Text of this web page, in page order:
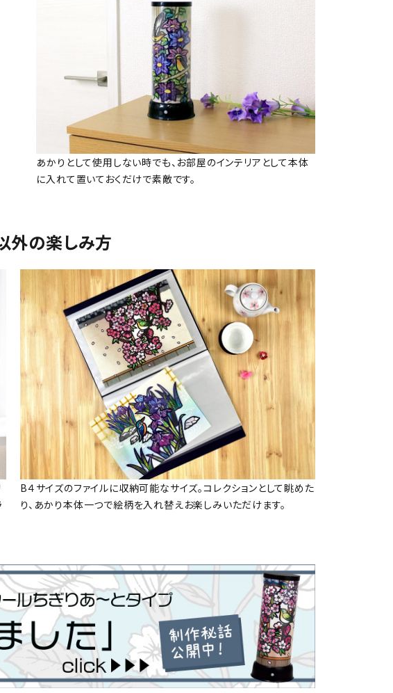
あかりとして使用しない時でも、お部屋のインテリアとして本体
に入れて置いておくだけで素敵です。
外の楽しみ方
B４サイズのファイルに収納可能なサイズ。コレクションとして眺めた
り、あかり本体一つで絵柄を入れ替えお楽しみいただけます。